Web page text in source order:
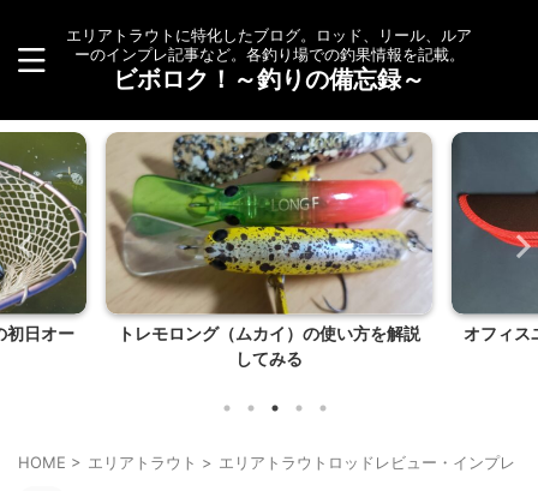
エリアトラウトに特化したブログ。ロッド、リール、ルア
ーのインプレ記事など。各釣り場での釣果情報を記載。
ビボロク！～釣りの備忘録～
方を解説
オフィスユーカリのロッド ホッピンパ
ック（hoppin...
持ち運び
HOME > エリアトラウト > エリアトラウトロッドレビュー・インプレ